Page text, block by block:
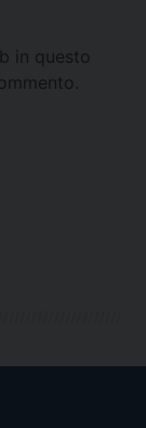
in questo